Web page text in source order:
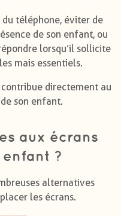
téléphone, éviter de
de son enfant, ou
lorsqu’il sollicite
mais essentiels.
directement au
son enfant.
aux écrans
?
alternatives
les écrans.